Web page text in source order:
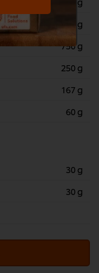
400 g
750 g
250 g
167 g
60 g
30 g
30 g